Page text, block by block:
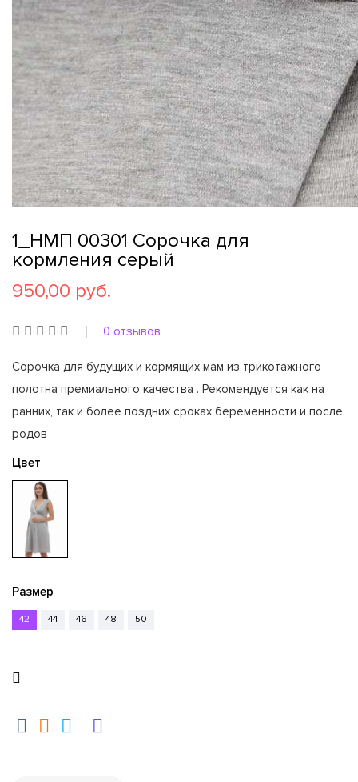
1_НМП 00301 Сорочка для
кормления серый
950,00 руб.
0 отзывов
Сорочка для будущих и кормящих мам из трикотажного
полотна премиального качества . Рекомендуется как на
ранних, так и более поздних сроках беременности и после
родов
Цвет
Размер
42 44 46 48 50